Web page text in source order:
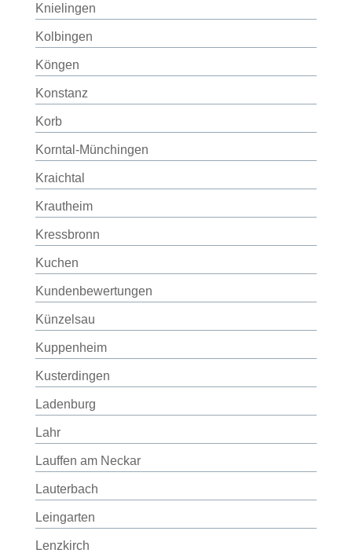
Knielingen
Kolbingen
Köngen
Konstanz
Korb
Korntal-Münchingen
Kraichtal
Krautheim
Kressbronn
Kuchen
Kundenbewertungen
Künzelsau
Kuppenheim
Kusterdingen
Ladenburg
Lahr
Lauffen am Neckar
Lauterbach
Leingarten
Lenzkirch